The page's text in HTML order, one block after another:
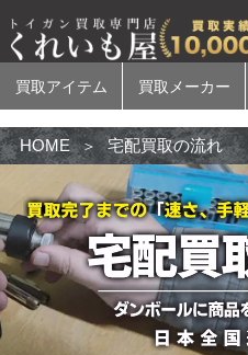
買取アイテム 買取メーカー
買取アイテム
電動ガン
ガスガン
HOME 宅配買取の流れ